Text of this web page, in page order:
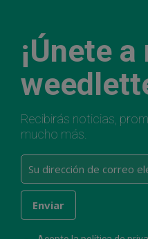
¡Únete
Recibirás noticias,
mucho más.